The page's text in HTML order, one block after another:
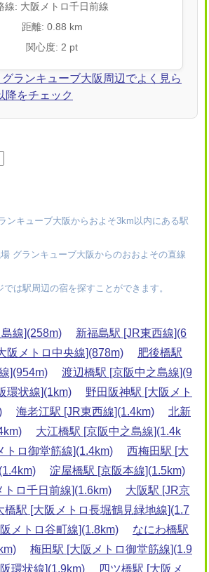
線: 大阪メトロ千日前線
距離: 0.88 km
関心度: 2 pt
ランキューブ大阪周辺でよく見ら
降をチェック
ンキューブ大阪からおよそ3km以内にある駅
グランキューブ大阪からのおおよその直線
は駅周辺の宿を探すことができます。
線](258m)
新福島駅 [JR東西線](6
阪メトロ中央線](878m)
肥後橋駅
](954m)
渡辺橋駅 [京阪中之島線](9
環状線](1km)
野田阪神駅 [大阪メト
海老江駅 [JR東西線](1.4km)
北新
大江橋駅 [京阪中之島線](1.4k
トロ御堂筋線](1.4km)
西梅田駅 [大
淀屋橋駅 [京阪本線](1.5km)
トロ千日前線](1.6km)
大阪駅 [JR京
橋駅 [大阪メトロ長堀鶴見緑地線](1.7
メトロ谷町線](1.8km)
なにわ橋駅
梅田駅 [大阪メトロ御堂筋線](1.9
環状線](1.9km)
四ツ橋駅 [大阪メ